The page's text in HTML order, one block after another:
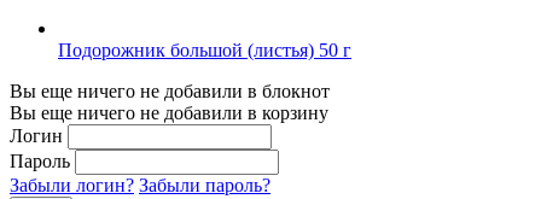
Подорожник большой (листья) 50 г
Вы еще ничего не добавили в блокнот
Вы еще ничего не добавили в корзину
Логин
Пароль
Забыли логин? Забыли пароль?